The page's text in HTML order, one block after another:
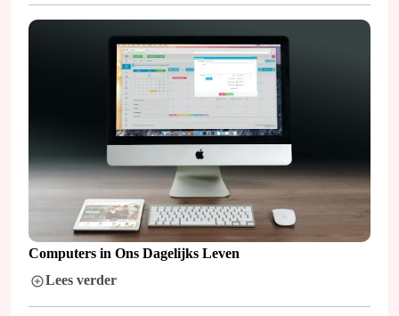
Computers in Ons Dagelijks Leven
Lees verder